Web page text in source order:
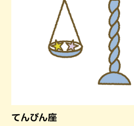
てんびん座